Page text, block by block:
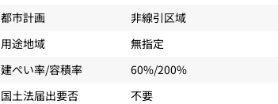
都市計画
非線引区域
用途地域
無指定
建ぺい率/容積率
60%/200%
国土法届出要否
不要